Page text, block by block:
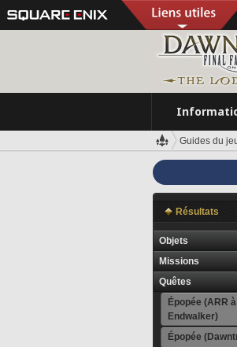
Guides du
Résultats
Objets
Missions
Quêtes
Épopée (ARR à
Endwalker)
Épopée